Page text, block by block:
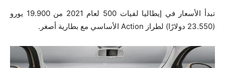
تبدأ الأسعار في إيطاليا لفيات 500 لعام 2021 من 19.900 يورو
(23.550 دولارًا) لطراز Action الأساسي مع بطارية أصغر.